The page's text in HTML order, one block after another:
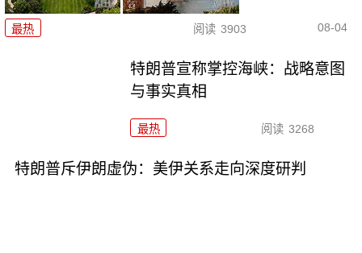
最热 阅读 3903 08-04
特朗普宣称掌控海峡：战略意图
与事实真相
最热 阅读 3268
特朗普斥伊朗虚伪：美伊关系走向深度研判